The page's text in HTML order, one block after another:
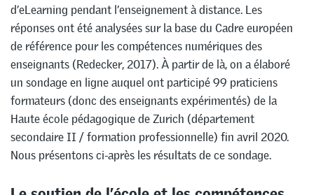
d’eLearning pendant l’enseignement à distance. Les
réponses ont été analysées sur la base du Cadre européen
de référence pour les compétences numériques des
enseignants (Redecker, 2017). À partir de là, on a élaboré
un sondage en ligne auquel ont participé 99 praticiens
formateurs (donc des enseignants expérimentés) de la
Haute école pédagogique de Zurich (département
secondaire II / formation professionnelle) fin avril 2020.
Nous présentons ci-après les résultats de ce sondage.